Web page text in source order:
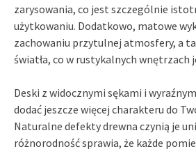
zarysowania, co jest szczególnie
użytkowaniu. Dodatkowo, matowe
zachowaniu przytulnej atmosfery, a
światła, co w rustykalnych wnętrzach
Deski z widocznymi sękami i
dodać jeszcze więcej charakteru do
Naturalne defekty drewna czynią je
różnorodność sprawia, że każde